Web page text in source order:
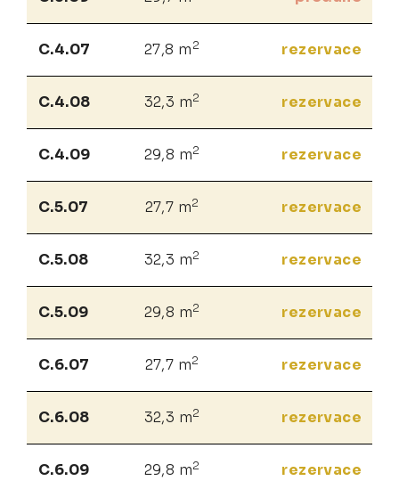
C.4.07 27,8 m 2 rezervace
C.4.08 32,3 m2 rezervace
C.4.09 29,8 m2 rezervace
C.5.07 27,7 m2 rezervace
C.5.08 32,3 m2 rezervace
C.5.09 29,8 m2 rezervace
C.6.07 27,7 m2 rezervace
C.6.08 32,3 m2 rezervace
C.6.09 29,8 m2 rezervace